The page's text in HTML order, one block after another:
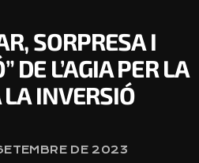
SORPRESA I
DE L’AGIA PER LA
INVERSIÓ
DE 2023